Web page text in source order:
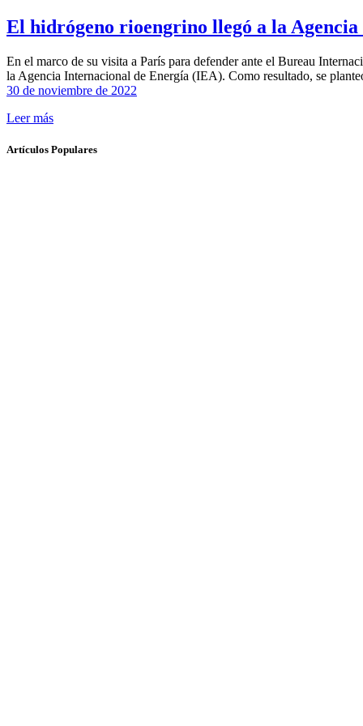
El hidrógeno rioengrino llegó a la
En el marco de su visita a París para defender ante el Bureau
la Agencia Internacional de Energía (IEA). Como resultado, se
30 de noviembre de 2022
Leer más
Artículos Populares